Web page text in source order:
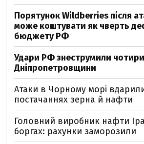
Порятунок Wildberries після
може коштувати як чверть
бюджету РФ
Удари РФ знеструмили
Дніпропетровщини
Атаки в Чорному морі
постачаннях зерна й нафти
Головний виробник нафти
боргах: рахунки заморозили